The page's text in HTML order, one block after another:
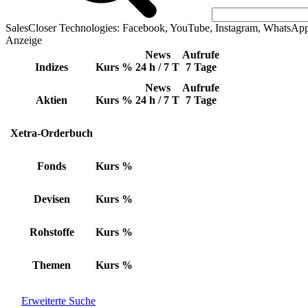
SalesCloser Technologies: Facebook, YouTube, Instagram,
Anzeige
Indizes Kurs %
News
24 h / 7 T
Aufrufe
7 Tage
Aktien Kurs %
News
24 h / 7 T
Aufrufe
7 Tage
Xetra-Orderbuch
Fonds Kurs %
Devisen Kurs %
Rohstoffe Kurs %
Themen Kurs %
Erweiterte Suche